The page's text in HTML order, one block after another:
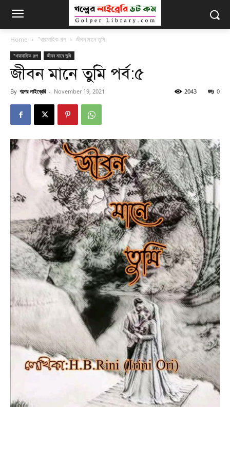
Home "ধারাবাহিক গল্প জীবন মানে তুমি
"ধারাবাহিক গল্প জীবন মানে তুমি
জীবন মানে তুমি পর্ব:৫
By গল্পের লাইব্রেরি - November 19, 2021 0
2043